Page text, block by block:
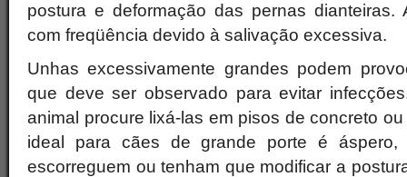
postura e deformação das pernas
com freqüência devido à salivação excessiva.
Unhas excessivamente grandes podem
que deve ser observado para evitar
animal procure lixá-las em pisos de concreto
ideal para cães de grande porte é
escorreguem ou tenham que modificar a